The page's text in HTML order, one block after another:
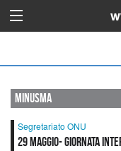
minusma
Segretariato ONU
29 Maggio- Giornata